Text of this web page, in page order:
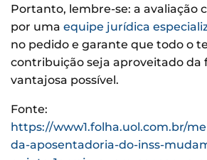
Portanto, lembre-se: a avaliação
por uma equipe jurídica
no pedido e garante que todo o
contribuição seja aproveitado da
vantajosa possível.
Fonte:
https://www1.folha.uol.com.br/
da-aposentadoria-do-inss-